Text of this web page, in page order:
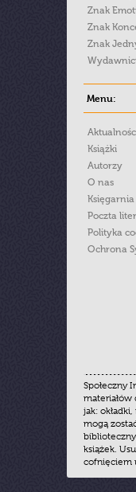
Znak
Znak
Znak
Menu:
Książki
Autorzy
O nas
Księgarnia
Poczta
Polityka
Ochrona
Społeczny
jak:
mogą
książek.
cofnięciem